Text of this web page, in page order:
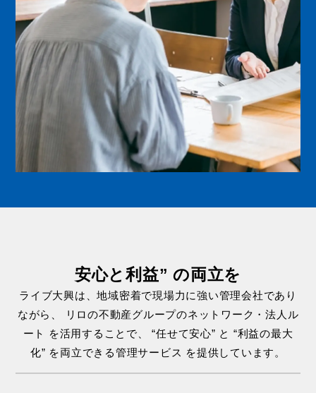
安心と利益” の両立を
ライブ大興は、地域密着で現場力に強い管理会社であり
ながら、
リロの不動産グループのネットワーク・法人ル
ート を活用することで、
“任せて安心” と “利益の最大
化” を両立できる管理サービス を提供しています。